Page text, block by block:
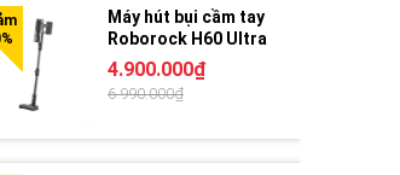
Máy hút bụi cầm tay
Roborock H60 Ultra
4.900.000₫
6.990.000₫